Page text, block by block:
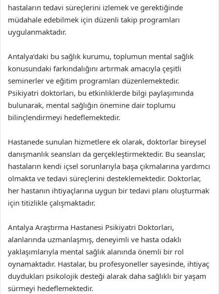
hastaların tedavi süreçlerini izlemek ve gerektiğinde
müdahale edebilmek için düzenli takip programları
uygulanmaktadır.
Antalya’daki bu sağlık kurumu, toplumun mental sağlık
konusundaki farkındalığını artırmak amacıyla çeşitli
seminerler ve eğitim programları düzenlemektedir.
Psikiyatri doktorları, bu etkinliklerde bilgi paylaşımında
bulunarak, mental sağlığın önemine dair toplumu
bilinçlendirmeyi hedeflemektedir.
Hastanede sunulan hizmetlere ek olarak, doktorlar bireysel
danışmanlık seansları da gerçekleştirmektedir. Bu seanslar,
hastaların kendi içsel sorunlarıyla başa çıkmalarına yardımcı
olmakta ve tedavi süreçlerini desteklemektedir. Doktorlar,
her hastanın ihtiyaçlarına uygun bir tedavi planı oluşturmak
için titizlikle çalışmaktadır.
Antalya Araştırma Hastanesi Psikiyatri Doktorları,
alanlarında uzmanlaşmış, deneyimli ve hasta odaklı
yaklaşımlarıyla mental sağlık alanında önemli bir rol
oynamaktadır. Hastalar, bu profesyoneller sayesinde, ihtiyaç
duydukları psikolojik desteği alarak daha sağlıklı bir yaşam
sürmeyi hedeflemektedir.